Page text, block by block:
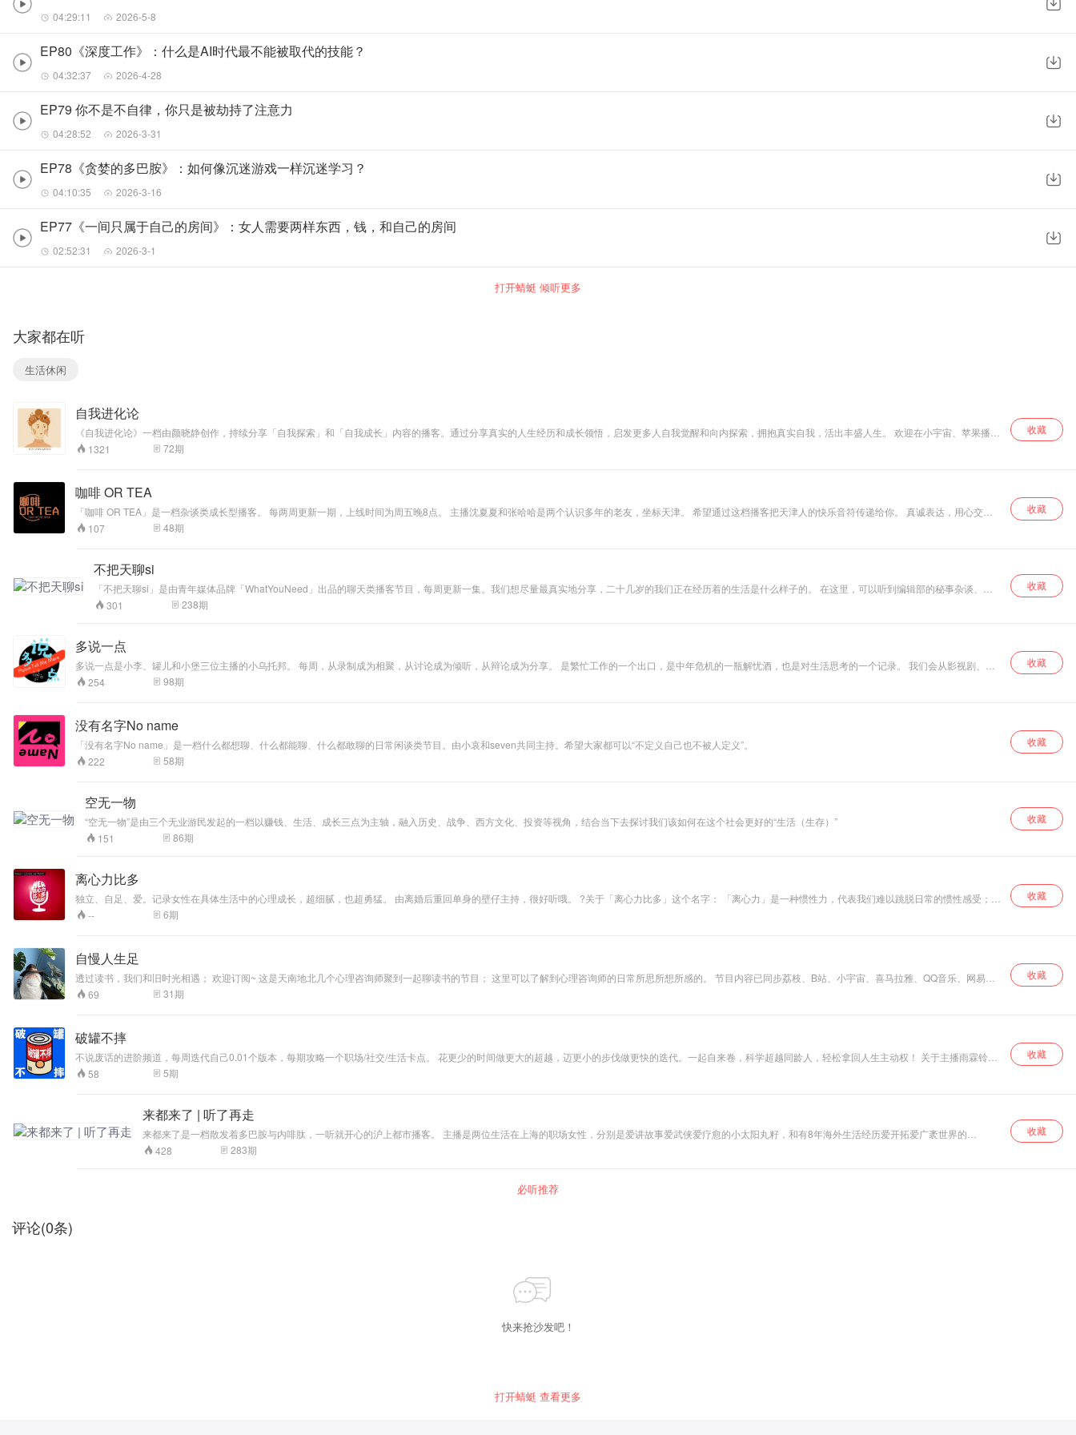
04:29:11 2026-5-8
EP80《深度工作》：什么是AI时代最不能被取代的技能？
04:32:37 2026-4-28
EP79 你不是不自律，你只是被劫持了注意力
04:28:52 2026-3-31
EP78《贪婪的多巴胺》：如何像沉迷游戏一样沉迷学习？
04:10:35 2026-3-16
EP77《一间只属于自己的房间》：女人需要两样东西，钱，和自己的房间
02:52:31 2026-3-1
打开蜻蜓 倾听更多
大家都在听
生活休闲
自我进化论
《自我进化论》一档由颜晓静创作，持续分享「自我探索」和「自我成长」内容的播客。通过分享真实的人生经历和成长领悟，启发更多人自我觉醒和向内探索，拥抱真实自我，活出丰盛人生。 欢迎在小宇宙、苹果播客
1321 72期
收藏
咖啡 OR TEA
「咖啡 OR TEA」是一档杂谈类成长型播客。 每两周更新一期，上线时间为周五晚8点。 主播沈夏夏和张哈哈是两个认识多年的老友，坐标天津。 希望通过这档播客把天津人的快乐音符传递给你。 真诚表达，用心交流
是我们的主旋律； 结识志趣相投的朋友是我们的小确幸。 在这里，我们每期都会围绕着一个主题，分享经历、谈论观点、展开辩论。 愿我们的进步，有你的参与！ 感谢聆听「咖啡 OR TEA」，在忙碌的日子里，不要忘
记，多喝热水！
107 48期
收藏
不把天聊si
「不把天聊si」是由青年媒体品牌「WhatYouNeed」出品的聊天类播客节目，每周更新一集。我们想尽量最真实地分享，二十几岁的我们正在经历着的生活是什么样子的。 在这里，可以听到编辑部的秘事杂谈、年
轻人说出来太小不说又憋得慌的生活烦恼、90 后的感情职场经历、以及不同人的不同生活方式。我们的目的是，不把天聊死。以及，让你和朋友也有聊不完的天。 同时也欢迎关注我们的公众号@我要
WhatYouNeed。 无论是什么形状的你，都可以在这里成为我们 ｜ 商务联系whatyouneedoffice
301 238期
收藏
多说一点
多说一点是小李、罐儿和小堡三位主播的小乌托邦。 每周，从录制成为相聚，从讨论成为倾听，从辩论成为分享。 是繁忙工作的一个出口，是中年危机的一瓶解忧酒，也是对生活思考的一个记录。 我们会从影视剧、文
254 98期
收藏
没有名字No name
「没有名字No name」是一档什么都想聊、什么都能聊、什么都敢聊的日常闲谈类节目。由小哀和seven共同主持。希望大家都可以“不定义自己也不被人定义”。
222
58期
收藏
空无一物
“空无一物”是由三个无业游民发起的一档以赚钱、生活、成长三点为主轴，融入历史、战争、西方文化、投资等视角，结合当下去探讨我们该如何在这个社会更好的“生活（生存）”
151
86期
收藏
离心力比多
独立、自足、爱。记录女性在具体生活中的心理成长，超细腻，也超勇猛。 由离婚后重回单身的壁仔主持，很好听哦。 ?关于「离心力比多」这个名字： 「离心力」是一种惯性力，代表我们难以跳脱日常的惯性感受；
「力比多」源于精神分析学中的概念，既一种本能，一种力量，是人的心理现象发生的驱动力。 我们在日常的惯性和真实内心的驱动力之间，既有拉扯，也在寻求一种平衡。以一种局外视角，看到两者间的张力和距离，
-- 6期
收藏
自慢人生足
透过读书，我们和旧时光相遇； 欢迎订阅~ 这是天南地北几个心理咨询师聚到一起聊读书的节目； 这里可以了解到心理咨询师的日常所思所想所感的。 节目内容已同步荔枝、B站、小宇宙、喜马拉雅、QQ音乐、网易音
乐、苹果播客等，欢迎订阅~
69 31期
收藏
破罐不摔
不说废话的进阶频道，每周迭代自己0.01个版本，每期攻略一个职场/社交/生活卡点。 花更少的时间做更大的超越，迈更小的步伐做更快的迭代。一起自来卷，科学超越同龄人，轻松拿回人生主动权！ 关于主播雨霖铃：
58 5期
收藏
来都来了 | 听了再走
来都来了是一档散发着多巴胺与内啡肽，一听就开心的沪上都市播客。 主播是两位生活在上海的职场女性，分别是爱讲故事爱武侠爱疗愈的小太阳丸籽，和有8年海外生活经历爱开拓爱广袤世界的
Nicole。 我们讨论人如何在喧嚣中创造宁静，在时代洪流中保持独立，在社会情绪中舒缓生活，在日常消耗中积攒心力，在生命土壤中长出自我。 我们追求以独立之精神立于天地，放开阔之心量面对时
428 283期
收藏
必听推荐
评论(0条)
快来抢沙发吧！
打开蜻蜓 查看更多